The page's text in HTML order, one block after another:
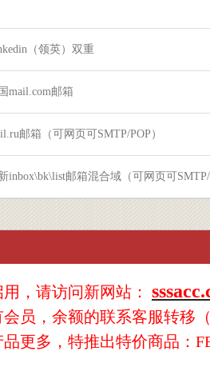
（领英）双重
mail.com邮箱
邮箱（可网页可SMTP/POP）
inbox\bk\list邮箱混合域（可网页可
，请访问新网站：
员，余额的联系客服转移
品更多，特推出特价商品：